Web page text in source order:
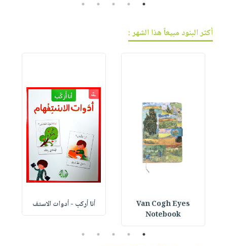
1
2
3
4
5
أكثر البنود مبيعاً هذا الشهر :
Van Cogh Eyes
Notebook
أنا أركب - أدوات الاستف
1
2
3
4
5